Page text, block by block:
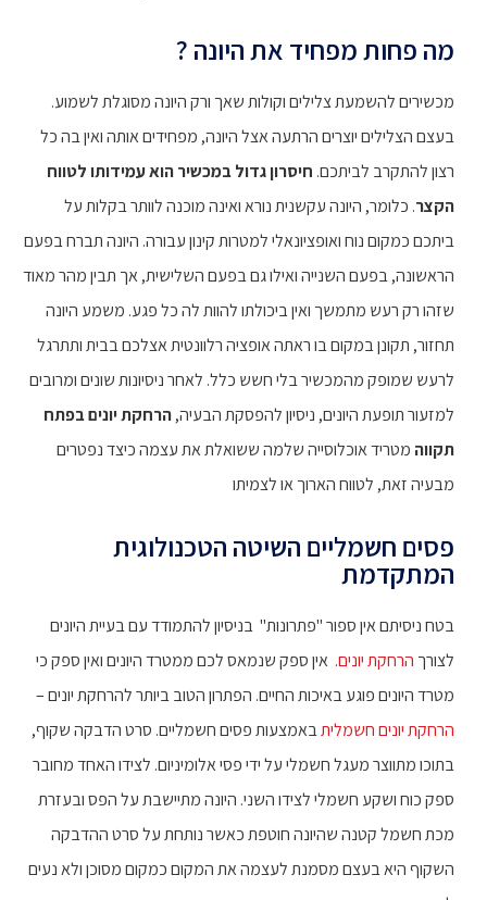
מה פחות מפחיד את היונה ?
מכשירים להשמעת צלילים וקולות שאך ורק היונה מסוגלת לשמוע.
בעצם הצלילים יוצרים הרתעה אצל היונה, מפחידים אותה ואין בה כל
רצון להתקרב לביתכם.חיסרון גדול במכשיר הוא עמידותו לטווח
הקצר. כלומר, היונה עקשנית נורא ואינה מוכנה לוותר בקלות על
ביתכם כמקום נוח ואופציונאלי למטרות קינון עבורה. היונה תברח בפעם
הראשונה, בפעם השנייה ואילו גם בפעם השלישית, אך תבין מהר מאוד
שזהו רק רעש מתמשך ואין ביכולתו להוות לה כל פגע. משמע היונה
תחזור, תקונן במקום בו ראתה אופציה רלוונטית אצלכם בבית ותתרגל
לרעש שמופק מהמכשיר בלי חשש כלל. לאחר ניסיונות שונים ומרובים
למזעור תופעת היונים, ניסיון להפסקת הבעיה,הרחקת יונים בפתח
תקווהמטריד אוכלוסייה שלמה ששואלת את עצמה כיצד נפטרים
מבעיה זאת, לטווח הארוך או לצמיתו
פסים חשמליים השיטה הטכנולוגית
המתקדמת
בטח ניסיתם אין ספור "פתרונות" בניסיון להתמודד עם בעיית היונים
לצורךהרחקת יונים. אין ספק שנמאס לכם ממטרד היונים ואין ספק כי
מטרד היונים פוגע באיכות החיים. הפתרון הטוב ביותר להרחקת יונים –
הרחקת יונים חשמליתבאמצעות פסים חשמליים. סרט הדבקה שקוף,
בתוכו מתווצר מעגל חשמלי על ידי פסי אלומיניום. לצידו האחד מחובר
ספק כוח ושקע חשמלי לצידו השני. היונה מתיישבת על הפס ובעזרת
מכת חשמל קטנה שהיונה חוטפת כאשר נותחת על סרט ההדבקה
השקוף היא בעצם מסמנת לעצמה את המקום כמקום מסוכן ולא נעים